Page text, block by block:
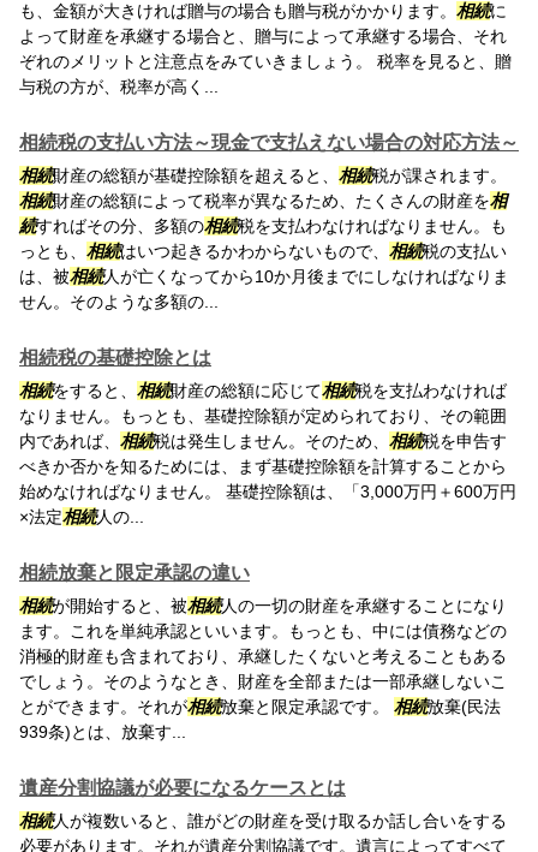
も、金額が大きければ贈与の場合も贈与税がかかります。 相続に
よって財産を承継する場合と、贈与によって承継する場合、それ
ぞれのメリットと注意点をみていきましょう。 税率を見ると、贈
与税の方が、税率が高く...
相続税の支払い方法～現金で支払えない場合の対応方法～
相続財産の総額が基礎控除額を超えると、 相続税が課されます。
相続財産の総額によって税率が異なるため、たくさんの財産を相
続すればその分、多額の相続税を支払わなければなりません。も
っとも、 相続はいつ起きるかわからないもので、 相続税の支払い
は、被相続人が亡くなってから10か月後までにしなければなりま
せん。そのような多額の...
相続税の基礎控除とは
相続をすると、 相続財産の総額に応じて相続税を支払わなければ
なりません。もっとも、基礎控除額が定められており、その範囲
内であれば、 相続税は発生しません。そのため、 相続税を申告す
べきか否かを知るためには、まず基礎控除額を計算することから
始めなければなりません。 基礎控除額は、「3,000万円＋600万円
×法定相続人の...
相続放棄と限定承認の違い
相続が開始すると、被相続人の一切の財産を承継することになり
ます。これを単純承認といいます。もっとも、中には債務などの
消極的財産も含まれており、承継したくないと考えることもある
でしょう。そのようなとき、財産を全部または一部承継しないこ
とができます。それが相続放棄と限定承認です。 相続放棄(民法
939条)とは、放棄す...
遺産分割協議が必要になるケースとは
相続人が複数いると、誰がどの財産を受け取るか話し合いをする
必要があります。それが遺産分割協議です。遺言によってすべて